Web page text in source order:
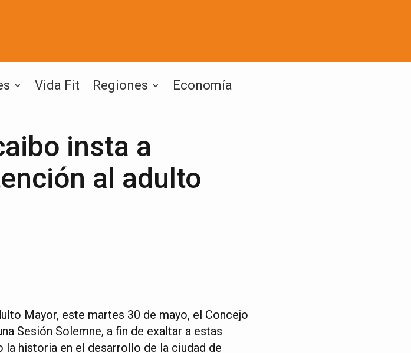
Vida Fit Regiones Economía
insta a
al adulto
Mayor, este martes 30 de mayo, el Concejo
Sesión Solemne, a fin de exaltar a estas
la historia en el desarrollo de la ciudad de